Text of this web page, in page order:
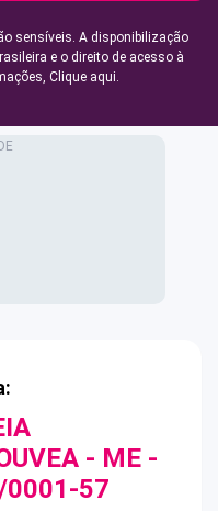
sensíveis. A disponibilização
e o direito de acesso à
Clique aqui.
- ME -
57